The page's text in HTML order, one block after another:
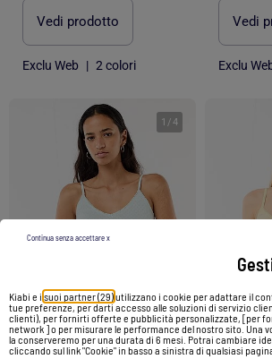
Kiabi e i suoi partner (29)utilizzano i cookie per adattare il
tue preferenze, per darti accesso alle soluzioni di servizio
clienti), per fornirti offerte e pubblicità personalizzate, [per
network ] o per misurare le performance del nostro sito. Una
la conserveremo per una durata di 6 mesi. Potrai cambiare
cliccando sul link "Cookie" in basso a sinistra di qualsiasi
Continua senza accettare x
Vedi prodotto
Exclu Web | 2 colori
Vedi
Exclu
1 /4